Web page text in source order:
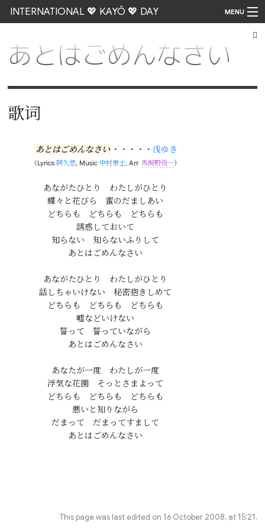
INTERNATIONAL 💖 KAYŌ 💖 DAY MENU
あとはごめんなさい
歌词
あとはごめんなさい ・・・・・ 浅ゆき
（Lyrics阿久悠, Music 中村泰士, Arr.馬飼野俊一）
あながたひとり　わたしがひとり
蝶々と花びら　蜜のだましあい
どちらも　どちらも　どちらも
誘惑しておいて
知らない　知らないふりして
あとはごめんなさい
あながたひとり　わたしがひとり
話しちゃいけない　秘密抱きしめて
どちらも　どちらも　どちらも
嘘などいけない
誓って　誓っていながら
あとはごめんなさい
あなたが一度　わたしが一度
浮気な花園　そっとさまよって
どちらも　どちらも　どちらも
悪いと知りながら
だまって　だまってすまして
This page was last edited on 16 October 2008, at 15:21.